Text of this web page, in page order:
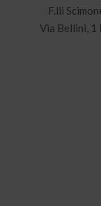
F.lli
Via Bellini, 1